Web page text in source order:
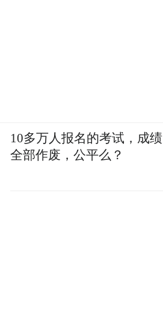
10多万人报名的考试，成绩
全部作废，公平么？